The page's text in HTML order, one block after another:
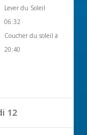
Lever du Soleil
06:32
Coucher du soleil à
20:40
12